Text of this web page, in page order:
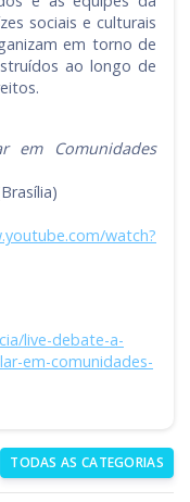
sociais e culturais
em torno de
ao longo de
em Comunidades
watch?
live-debate-a-
em-comunidades-
TODAS AS CATEGORIAS